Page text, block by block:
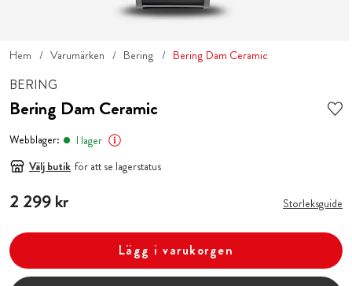
Hem Varumärken Bering Bering Dam Ceramic
BERING
Bering Dam Ceramic
Webblager:
I lager
Välj butik för att se lagerstatus
Pris:2 299 kr
2 299 kr Storleksguide
Lägg i varukorgen